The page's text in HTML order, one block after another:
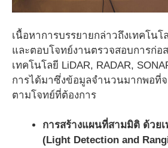
เนื้อหาการบรรยายกล่าวถึงเทคโน
และตอบโจทย์งานตรวจสอบการก่อ
เทคโนโลยี LiDAR, RADAR,
การได้มาซึ่งข้อมูลจำนวนมากพอที่
ตามโจทย์ที่ต้องการ
การสร้างแผนที่สามมิติ ด้วย
(Light Detection and